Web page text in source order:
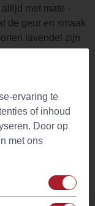
met mate -
de geur en smaak
lavendel zijn
de juiste, de soort
ervaring te
of inhoud
Door op
met ons